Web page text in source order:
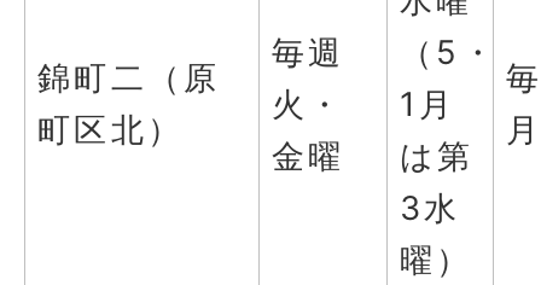
錦町二（原
町区北）
毎週
火・
金曜
（5・
1月
は第
3水
曜）